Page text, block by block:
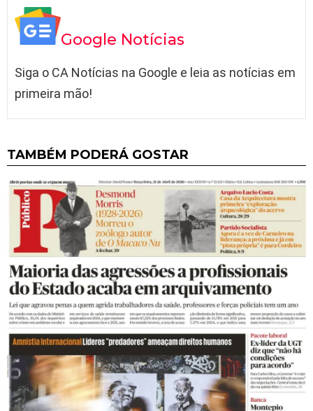
Google Notícias
Siga o CA Notícias na Google e leia as notícias em
primeira mão!
TAMBÉM PODERÁ GOSTAR